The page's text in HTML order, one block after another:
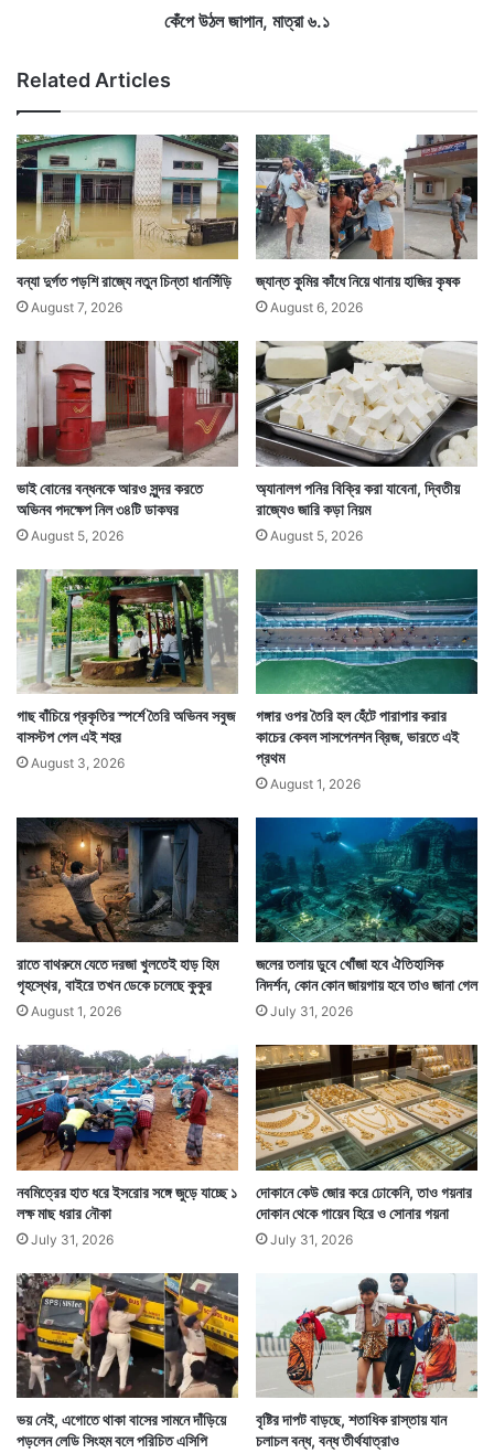
বেঁ
ধে
দি
ল
সু
প্রি
কো
.
১
কেঁপে উঠল জাপান, মাত্রা ৬.১
Related Articles
বন্যা দুর্গত পড়শি রাজ্যে নতুন চিন্তা ধানসিঁড়ি
August 7, 2026
জ্যান্ত কুমির কাঁধে নিয়ে থানায় হাজির কৃষক
August 6, 2026
ভাই বোনের বন্ধনকে আরও সুন্দর করতে
অভিনব পদক্ষেপ নিল ৩৪টি ডাকঘর
August 5, 2026
অ্যানালগ পনির বিক্রি করা যাবেনা, দ্বিতীয়
রাজ্যেও জারি কড়া নিয়ম
August 5, 2026
গাছ বাঁচিয়ে প্রকৃতির স্পর্শে তৈরি অভিনব সবুজ
বাসস্টপ পেল এই শহর
August 3, 2026
গঙ্গার ওপর তৈরি হল হেঁটে পারাপার করার
কাচের কেবল সাসপেনশন ব্রিজ, ভারতে এই
প্রথম
August 1, 2026
রাতে বাথরুমে যেতে দরজা খুলতেই হাড় হিম
গৃহস্থের, বাইরে তখন ডেকে চলেছে কুকুর
August 1, 2026
জলের তলায় ডুবে খোঁজা হবে ঐতিহাসিক
নিদর্শন, কোন কোন জায়গায় হবে তাও জানা গেল
July 31, 2026
নবমিত্রের হাত ধরে ইসরোর সঙ্গে জুড়ে যাচ্ছে ১
লক্ষ মাছ ধরার নৌকা
July 31, 2026
দোকানে কেউ জোর করে ঢোকেনি, তাও গয়নার
দোকান থেকে গায়েব হিরে ও সোনার গয়না
July 31, 2026
ভয় নেই, এগোতে থাকা বাসের সামনে দাঁড়িয়ে
পড়লেন লেডি সিংহম বলে পরিচিত এসিপি
বৃষ্টির দাপট বাড়ছে, শতাধিক রাস্তায় যান
চলাচল বন্ধ, বন্ধ তীর্থযাত্রাও